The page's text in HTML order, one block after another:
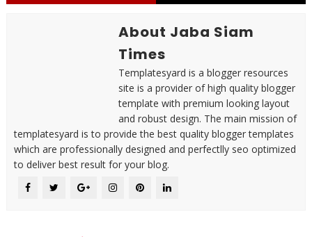
About Jaba Siam
Times
Templatesyard is a blogger resources
site is a provider of high quality blogger
template with premium looking layout
and robust design. The main mission of
templatesyard is to provide the best quality blogger templates
which are professionally designed and perfectlly seo optimized
to deliver best result for your blog.